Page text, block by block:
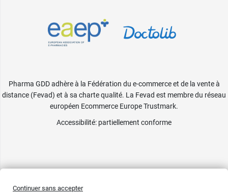
Pharma GDD adhère à la Fédération du e-commerce et de la vente à
distance (Fevad) et à sa charte qualité. La Fevad est membre du réseau
européen Ecommerce Europe Trustmark.
Accessibilité: partiellement conforme
Continuer sans accepter